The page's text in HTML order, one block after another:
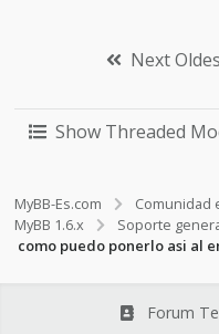
Next
Show Threaded
MyBB-Es.com Comunidad
MyBB 1.6.x
Soporte
como puedo ponerlo asi al
Forum